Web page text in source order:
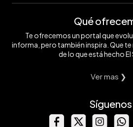
Qué
Te ofrecemos un portal que
informa, pero también inspira. Que
de lo que está hecho El
Ver mas ❯
Síguenos